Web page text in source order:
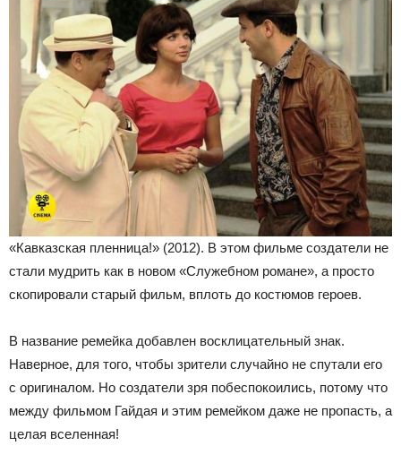
«Кавказская пленница!» (2012). В этом фильме создатели не
стали мудрить как в новом «Служебном романе», а просто
скопировали старый фильм, вплоть до костюмов героев.
В название ремейка добавлен восклицательный знак.
Наверное, для того, чтобы зрители случайно не спутали его
с оригиналом. Но создатели зря побеспокоились, потому что
между фильмом Гайдая и этим ремейком даже не пропасть, а
целая вселенная!